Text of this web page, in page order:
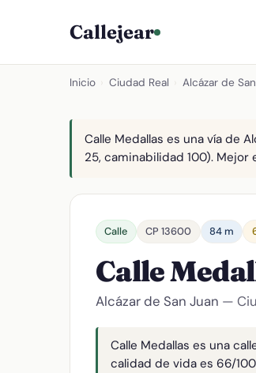
Callejear
Inicio Ciudad Real Alcázar de
Calle Medallas es una vía de
25, caminabilidad 100).
Calle CP 13600 84 m
Calle
Alcázar de San Juan —
Calle Medallas es una
calidad de vida es 66/